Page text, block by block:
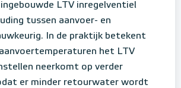
LTV inregelventiel
tussen aanvoer- en
In de praktijk betekent
het LTV
neerkomt op verder
er minder retourwater wordt